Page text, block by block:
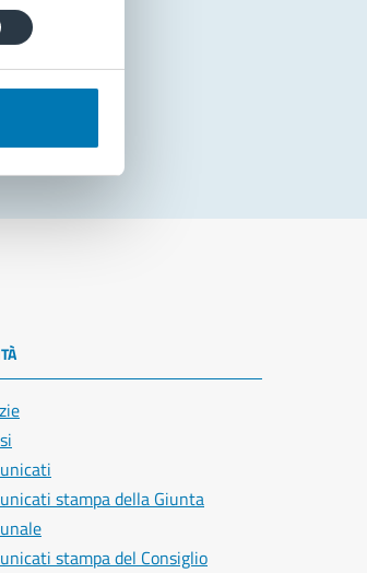
stampa della Giunta
stampa del Consiglio